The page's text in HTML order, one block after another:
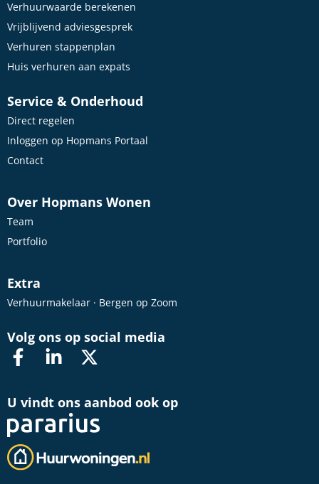
Verhuurwaarde berekenen
Vrijblijvend adviesgesprek
Verhuren stappenplan
Huis verhuren aan expats
Service & Onderhoud
Direct regelen
Inloggen op Hopmans Portaal
Contact
Over Hopmans Wonen
Team
Portfolio
Extra
Verhuurmakelaar · Bergen op Zoom
Volg ons op social media
U vindt ons aanbod ook op